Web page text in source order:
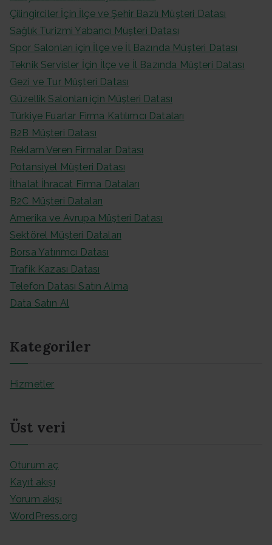
Çilingirciler İçin İlçe ve Şehir Bazlı Müşteri Datası
Sağlık Turizmi Yabancı Müşteri Datası
Spor Salonları için İlçe ve İl Bazında Müşteri Datası
Teknik Servisler İçin İlçe ve İl Bazında Müşteri Datası
Gezi ve Tur Müşteri Datası
Güzellik Salonları için Müşteri Datası
Türkiye Fuarlar Firma Katılımcı Dataları
B2B Müşteri Datası
Reklam Veren Firmalar Datası
Potansiyel Müşteri Datası
İthalat İhracat Firma Dataları
B2C Müşteri Dataları
Amerika ve Avrupa Müşteri Datası
Sektörel Müşteri Dataları
Borsa Yatırımcı Datası
Trafik Kazası Datası
Telefon Datası Satın Alma
Data Satın Al
Kategoriler
Hizmetler
Üst veri
Oturum aç
Kayıt akışı
Yorum akışı
WordPress.org